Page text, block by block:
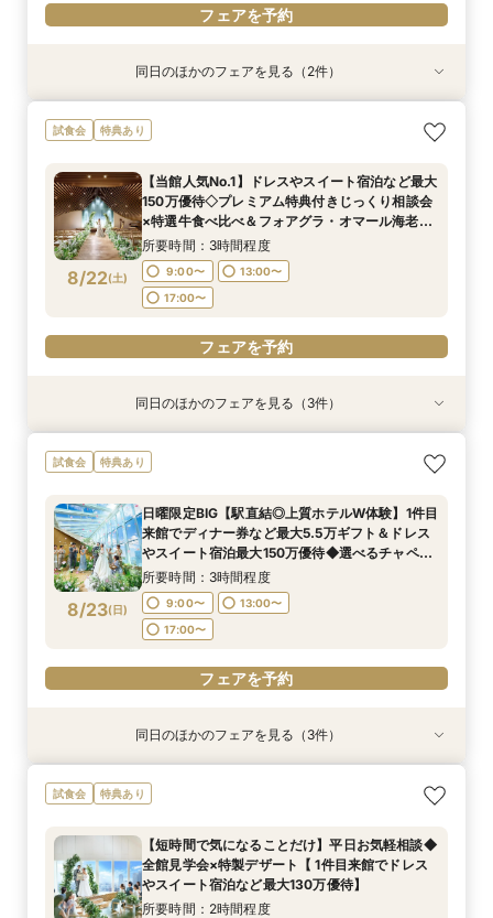
フェアを予約
特典あり
8/21(金)
おもてなし◎【ご親族様中心の少人数ウェディン
グ】特選牛食べ比べフェア
10:00〜 14:00〜
フェアを予約
特典あり
8/21(金)
【マイナビ限定BIG】初めての見学にもおすすめ
◎ナチュラルな選べるチャペるで挙式体験×4万
安心相談会
所要時間：3時間程度
10:00〜 14:00〜
フェアを予約
同日のほかのフェアを見る（2件）
試食会 特典あり
8/22(土)
【当館人気No.1】ドレスやスイート宿泊など最大
150万優待◇プレミアム特典付きじっくり相談会
×特選牛食べ比べ＆フォアグラ・オマール海老な
ど豪華4万試食×選べるチャペル＆パーティ会場
見学フェア
所要時間：3時間程度
9:00〜
13:00〜
17:00〜
フェアを予約
特典あり
8/22(土)
初見学も大歓迎！特選牛食べ比べ×豪華ホテルW
おもてなし体験
9:00〜
13:00〜
17:00〜
フェアを予約
特典あり
8/22(土)
アクセス抜群・全天候型ホテル｜上質なおもてな
し＆豪華試食特典で贅沢体験
9:00〜
13:00〜
17:00〜
フェアを予約
特典あり
8/22(土)
おもてなし◎【ご親族様中心の少人数W】特選牛
食べ比べ＆オマール海老試食付きフェア
9:00〜
13:00〜
17:00〜
フェアを予約
同日のほかのフェアを見る（3件）
試食会 特典あり
8/23(日)
日曜限定BIG【駅直結◎上質ホテルW体験】1件目
来館でディナー券など最大5.5万ギフト＆ドレス
やスイート宿泊最大150万優待◆選べるチャペル
で挙式体験×特選牛食べ比べなど豪華4万試食付
きフェア
所要時間：3時間程度
9:00〜
13:00〜
17:00〜
フェアを予約
特典あり
8/23(日)
【料理重視必見☆オープンキッチン◎】特選牛食
べ比べ試食フェア
9:00〜
13:00〜
17:00〜
特典あり
8/23(日)
アクセス抜群・全天候型ホテル｜上質なおもてな
し＆豪華試食特典で贅沢体験
9:00〜
13:00〜
17:00〜
特典あり
8/23(日)
おもてなし◎【ご親族様中心の少人数W】特選牛
食べ比べ＆オマール海老試食付きフェア
9:00〜
13:00〜
17:00〜
同日のほかのフェアを見る（3件）
試食会 特典あり
【短時間で気になることだけ】平日お気軽相談◆
全館見学会×特製デザート【 1件目来館でドレス
やスイート宿泊など最大130万優待】
所要時間：2時間程度